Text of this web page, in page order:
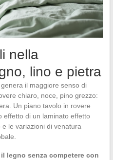
nella
lino e pietra
il maggiore senso di
chiaro, noce, pino grezzo:
Un piano tavolo in rovere
effetto di un laminato effetto
le variazioni di venatura
legno senza competere con